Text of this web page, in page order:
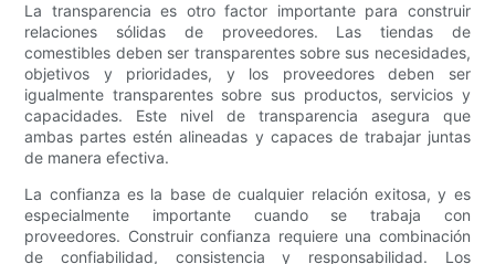
La transparencia es otro factor importante para construir
relaciones sólidas de proveedores. Las tiendas de
comestibles deben ser transparentes sobre sus necesidades,
objetivos y prioridades, y los proveedores deben ser
igualmente transparentes sobre sus productos, servicios y
capacidades. Este nivel de transparencia asegura que
ambas partes estén alineadas y capaces de trabajar juntas
de manera efectiva.
La confianza es la base de cualquier relación exitosa, y es
especialmente importante cuando se trabaja con
proveedores. Construir confianza requiere una combinación
de confiabilidad, consistencia y responsabilidad. Los